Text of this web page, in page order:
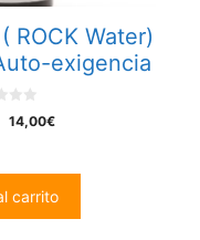
ROCK Water)
exigencia
El
16,00€.
14,00€El
14,00€.
carrito